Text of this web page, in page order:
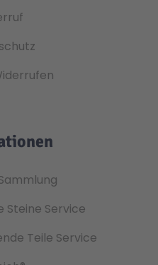
Steine Service
Teile Service